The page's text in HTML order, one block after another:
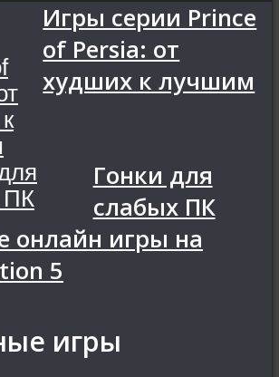
Игры серии Prince
of Persia: от
худших к лучшим
Гонки для
слабых ПК
онлайн игры на
5
игры